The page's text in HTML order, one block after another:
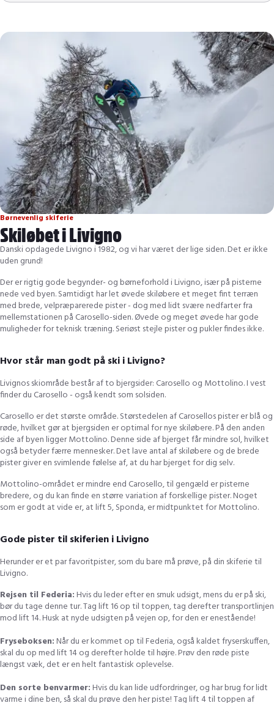
Off-piste
Snowboard
Restauranter i skiområdet
Restauranter i byen
Mottolino
Børnevenlig skiferie
Skiløbet i Livigno
Danski opdagede Livigno i 1982, og vi har været der lige siden. Det er ikke
uden grund!
Der er rigtig gode begynder- og børneforhold i Livigno, især på pisterne
nede ved byen. Samtidigt har let øvede skiløbere et meget fint terræn
med brede, velpræparerede pister - dog med lidt svære nedfarter fra
mellemstationen på Carosello-siden. Øvede og meget øvede har gode
muligheder for teknisk træning. Seriøst stejle pister og pukler findes ikke.
Hvor står man godt på ski i Livigno?
Livignos skiområde består af to bjergsider: Carosello og Mottolino. I vest
finder du Carosello - også kendt som solsiden.
Carosello er det største område. Størstedelen af Carosellos pister er blå og
røde, hvilket gør at bjergsiden er optimal for nye skiløbere. På den anden
side af byen ligger Mottolino. Denne side af bjerget får mindre sol, hvilket
også betyder færre mennesker. Det lave antal af skiløbere og de brede
pister giver en svimlende følelse af, at du har bjerget for dig selv.
Mottolino-området er mindre end Carosello, til gengæld er pisterne
bredere, og du kan finde en større variation af forskellige pister. Noget
som er godt at vide er, at lift 5, Sponda, er midtpunktet for Mottolino.
Gode pister til skiferien i Livigno
Herunder er et par favoritpister, som du bare må prøve, på din skiferie til
Livigno.
Rejsen til Federia:Hvis du leder efter en smuk udsigt, mens du er på ski,
bør du tage denne tur. Tag lift 16 op til toppen, tag derefter transportlinjen
mod lift 14. Husk at nyde udsigten på vejen op, for den er enestående!
Fryseboksen:Når du er kommet op til Federia, også kaldet fryserskuffen,
skal du op med lift 14 og derefter holde til højre. Prøv den røde piste
længst væk, det er en helt fantastisk oplevelse.
Den sorte benvarmer:Hvis du kan lide udfordringer, og har brug for lidt
varme i dine ben, så skal du prøve den her piste! Tag lift 4 til toppen af